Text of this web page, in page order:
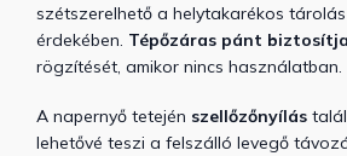
szétszerelhető a helytakarékos
érdekében. Tépőzáras pánt biztosítja
rögzítését, amikor nincs használatban.
A napernyő tetején szellőzőnyílás
lehetővé teszi a felszálló levegő